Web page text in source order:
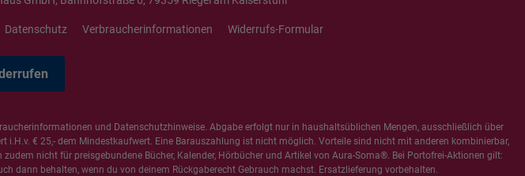
Datenschutz Verbraucherinformationen Widerrufs-Formular
und Datenschutzhinweise. Abgabe erfolgt nur in haushaltsüblichen Mengen, ausschließlich über
€ 25,- dem Mindestkaufwert. Eine Barauszahlung ist nicht möglich. Vorteile sind nicht mit anderen kombinierbar,
nicht für preisgebundene Bücher, Kalender, Hörbücher und Artikel von Aura-Soma®. Bei Portofrei-Aktionen gilt:
dann behalten, wenn du von deinem Rückgaberecht Gebrauch machst. Ersatzlieferung vorbehalten.